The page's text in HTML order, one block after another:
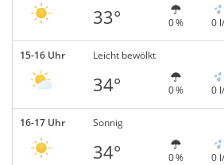
33° 0 % 0
15-16 Uhr Leicht bewölkt
34° 0 % 0
16-17 Uhr Sonnig
34° 0 % 0